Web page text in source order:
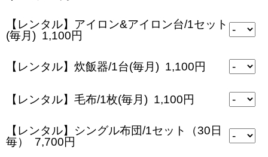
【レンタル】アイロン&アイロン台/1セット
(毎月) 1,100円
【レンタル】炊飯器/1台(毎月) 1,100円
【レンタル】毛布/1枚(毎月) 1,100円
【レンタル】シングル布団/1セット（30日
毎） 7,700円